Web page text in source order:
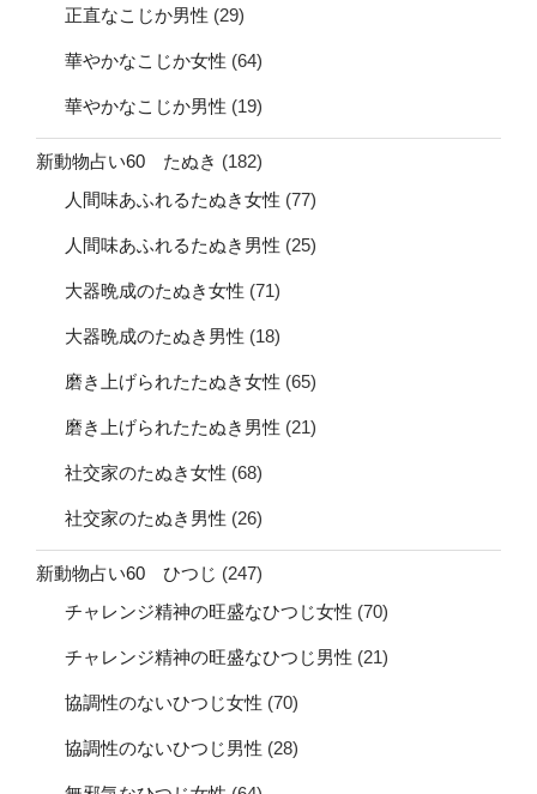
正直なこじか男性 (29)
華やかなこじか女性 (64)
華やかなこじか男性 (19)
新動物占い60 たぬき (182)
人間味あふれるたぬき女性 (77)
人間味あふれるたぬき男性 (25)
大器晩成のたぬき女性 (71)
大器晩成のたぬき男性 (18)
磨き上げられたたぬき女性 (65)
磨き上げられたたぬき男性 (21)
社交家のたぬき女性 (68)
社交家のたぬき男性 (26)
新動物占い60 ひつじ (247)
チャレンジ精神の旺盛なひつじ女性 (70)
チャレンジ精神の旺盛なひつじ男性 (21)
協調性のないひつじ女性 (70)
協調性のないひつじ男性 (28)